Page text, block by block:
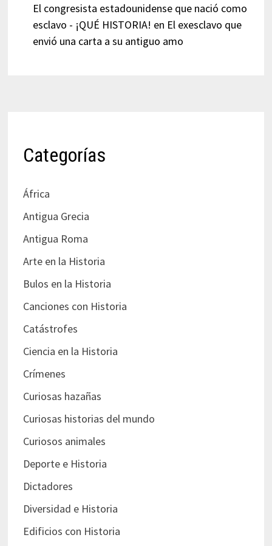
El congresista estadounidense que nació como
esclavo - ¡QUÉ HISTORIA! en El exesclavo que
envió una carta a su antiguo amo
Categorías
África
Antigua Grecia
Antigua Roma
Arte en la Historia
Bulos en la Historia
Canciones con Historia
Catástrofes
Ciencia en la Historia
Crímenes
Curiosas hazañas
Curiosas historias del mundo
Curiosos animales
Deporte e Historia
Dictadores
Diversidad e Historia
Edificios con Historia